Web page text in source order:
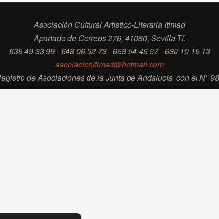
Asociación Cultural Artístico-Literaria Itimad
Apartado de Correos 276, 41080, Sevilla Tf.
639 49 33 99 - 648 06 52 73 - 659 54 45 97 - 630 10 15 13
asociacionitimad@hotmail.com
de Asociaciones de la Junta de Andalucía con el Nº